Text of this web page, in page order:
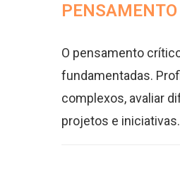
PENSAMENTO
O pensamento
fundamentadas.
complexos, avaliar
projetos e iniciativas.